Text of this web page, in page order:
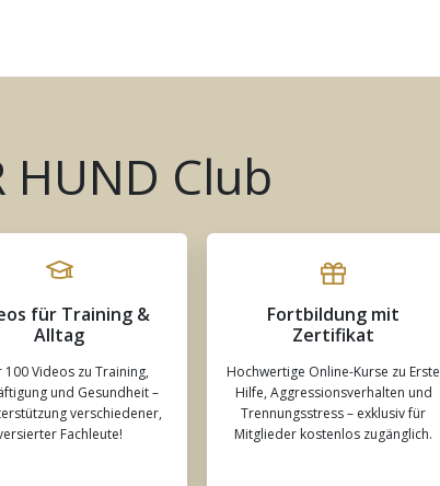
HUND Club
für Training &
Alltag
100 Videos zu Training,
und Gesundheit –
verschiedener,
Fachleute!
Fortbildung mit
Zertifikat
Hochwertige Online-Kurse zu Erste
Hilfe, Aggressionsverhalten und
Trennungsstress – exklusiv für
Mitglieder kostenlos zugänglich.